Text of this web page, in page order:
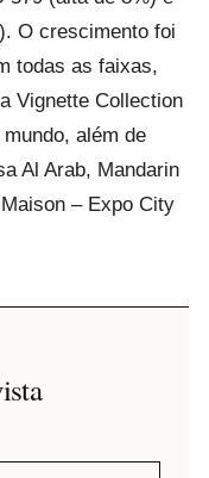
O crescimento foi
todas as faixas,
Vignette Collection
além de
Al Arab, Mandarin
– Expo City